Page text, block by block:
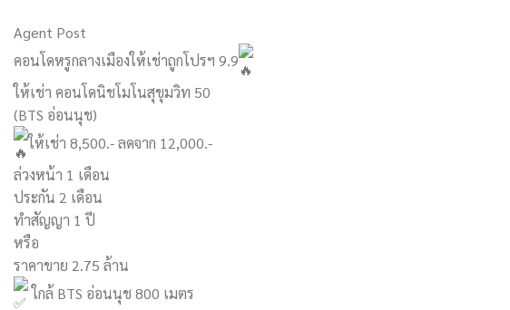
Agent Post
คอนโดหรูกลางเมืองให้เช่าถูกโปรฯ 9.9
ให้เช่า คอนโดนิชโมโนสุขุมวิท 50
(BTS อ่อนนุช)
ให้เช่า 8,500.- ลดจาก 12,000.-
ล่วงหน้า 1 เดือน
ประกัน 2 เดือน
ทำสัญญา 1 ปี
หรือ
ราคาขาย 2.75 ล้าน
ใกล้ BTS อ่อนนุช 800 เมตร